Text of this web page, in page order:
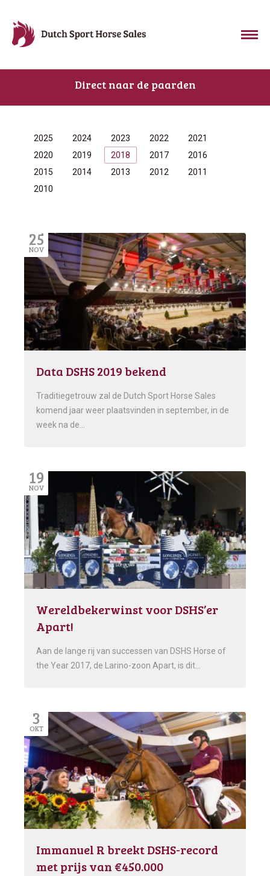
Direct naar de paarden
2025 2024 2023 2022
2021
2020
2019 2018 2017
2016
2015
2014 2013 2012
2011
2010
25
NOV
Data DSHS 2019 bekend
Traditiegetrouw zal de Dutch Sport Horse Sales
komend jaar weer plaatsvinden in september, in de
week na de…
19
NOV
Wereldbekerwinst voor DSHS’er
Apart!
Aan de lange rij van successen van DSHS Horse of
the Year 2017, de Larino-zoon Apart, is dit…
3
OKT
Immanuel R breekt DSHS-record
met prijs van €450.000